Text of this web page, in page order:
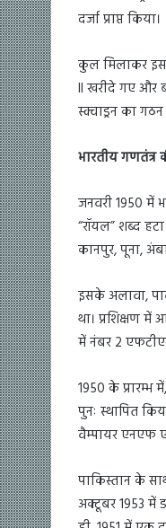
दर्जा प्राप्त किया।
कुल मिलाकर
II खरीदे गए और
स्क्वाड्रन का
भारतीय गणतंत्र
जनवरी 1950 में
“रॉयल” शब्द
कानपुर, पूना,
इसके अलावा,
था। प्रशिक्षण
में नंबर 2
1950 के प्रारम्भ
पुनः स्थापित
वैम्पायर एनएफ
पाकिस्तान के
अक्टूबर 1953 में